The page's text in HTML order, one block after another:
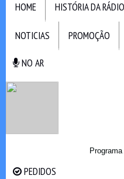
HOME HISTÓRIA DA RÁDIO
NOTICIAS PROMOÇÃO
NO AR
PEDIDOS